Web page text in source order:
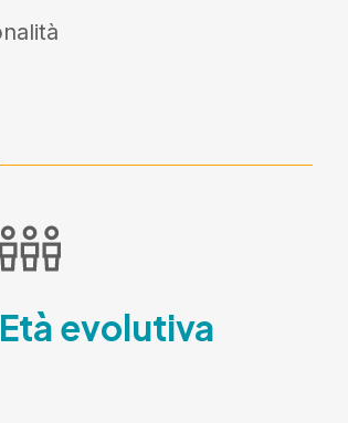
Età evolutiva